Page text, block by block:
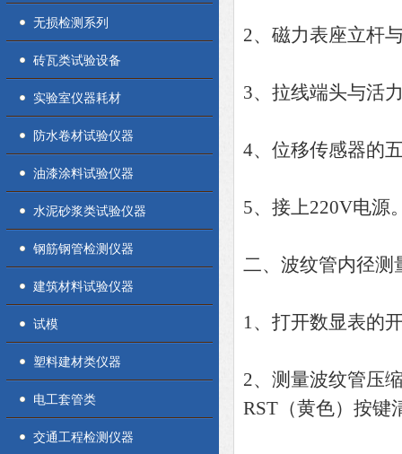
无损检测系列
砖瓦类试验设备
实验室仪器耗材
防水卷材试验仪器
油漆涂料试验仪器
水泥砂浆类试验仪器
钢筋钢管检测仪器
建筑材料试验仪器
试模
塑料建材类仪器
电工套管类
交通工程检测仪器
2、磁力表座立杆
3、拉线端头与活
4、位移传感器的
5、接上220V电
二、波纹管内径测
1、打开数显表的
2、测量波纹管压
RST（黄色）按